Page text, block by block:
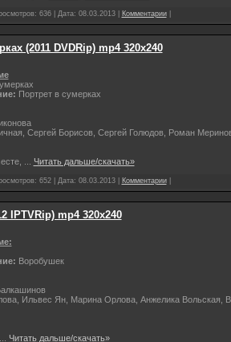
636 | Дата: 08.03.2013| Комментарии|
(2011 DVDRip) mp4 320x240
Портрет в сумерках
Сергей Борисов, Сергей Голюдов, Роман
Читать дальше/скачать»
652 | Дата: 08.03.2013| Комментарии|
IPTVRip) mp4 320х240
Воробушек
Ильвес Ян, Марина Орлова, Анжелика Вольская,
Читать дальше/скачать»